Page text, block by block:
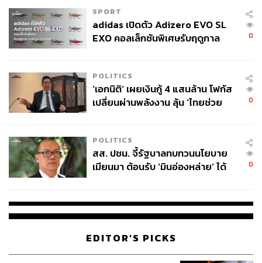
SPORT
adidas เปิดตัว Adizero EVO SL
EXO คอลเล็กชันพิเศษรับฤดูกาล
0
POLITICS
‘เอกนิติ’ เผยเงินกู้ 4 แสนล้าน โฟกัส
เปลี่ยนผ่านพลังงาน ลุ้น ‘ไทยช่วย
0
POLITICS
สส. ปชน. จี้รัฐบาลทบทวนนโยบาย
เมียนมา ต้อนรับ ‘มินอ่องหล่าย’ ได้
0
EDITOR'S PICKS